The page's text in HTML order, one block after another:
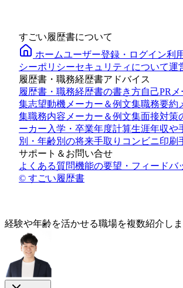
すごい履歴書について
ホームユーザー登録・ログイン利
シーポリシーセキュリティについて運
履歴書・職務経歴書アドバイス
履歴書・職務経歴書の書き方自己PR
集志望動機メーカー＆例文集職務要約
集職務内容メーカー＆例文集面接対策
ーカー入学・卒業年度計算生涯年収や
別・年齢別の将来手取り コンビニ印刷
サポート＆お問い合せ
よくある質問機能の要望・フィードバ
© すごい履歴書
経験や年齢を活かせる職場を複数紹介し